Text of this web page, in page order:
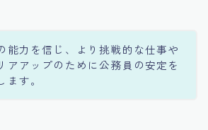
能力を信じ、より挑戦的な仕事や
アアップのために公務員の安定を
ます。